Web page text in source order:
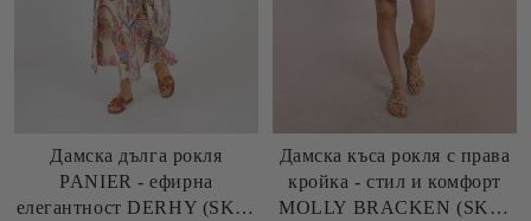
Дамска дълга рокля
PANIER - ефирна
елегантност DERHY (SKU)
Дамска къса рокля с права
кройка - стил и комфорт
MOLLY BRACKEN (SKU)